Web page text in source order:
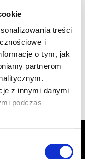
treści
i
o tym, jak
partnerom
z innymi danymi
podczas
szt –
o aktualnych